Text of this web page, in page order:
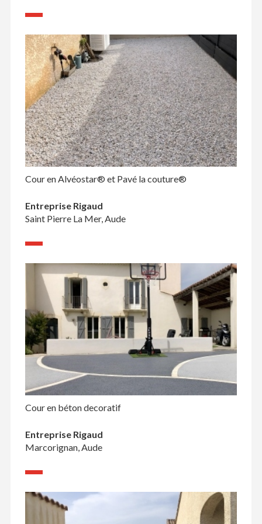
Cour en Alvéostar® et Pavé la couture®
Entreprise Rigaud
Saint Pierre La Mer, Aude
Cour en béton decoratif
Entreprise Rigaud
Marcorignan, Aude